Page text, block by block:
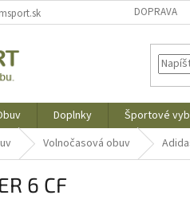
DOPRAVA
Doplnky Športové
Volnočasová obuv
6 CF